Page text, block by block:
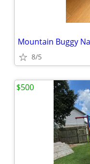
Mountain Buggy
8/5
$500